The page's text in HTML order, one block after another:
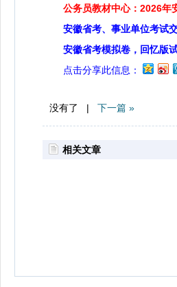
公务员教材中心：2026年
安徽省考、事业单位考试
安徽省考模拟卷，回忆版
点击分享此信息：
没有了 | 下一篇 »
相关文章